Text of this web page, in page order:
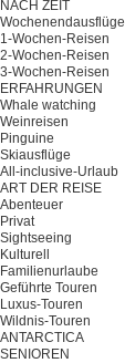
NACH ZEIT
Wochenendausflüge
1-Wochen-Reisen
2-Wochen-Reisen
3-Wochen-Reisen
ERFAHRUNGEN
Whale watching
Weinreisen
Pinguine
Skiausflüge
All-inclusive-Urlaub
ART DER REISE
Abenteuer
Privat
Sightseeing
Kulturell
Familienurlaube
Geführte Touren
Luxus-Touren
Wildnis-Touren
ANTARCTICA
SENIOREN